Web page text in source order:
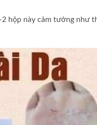
hộp này cảm tưởng như